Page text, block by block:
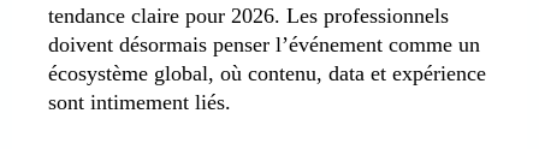
tendance claire pour 2026. Les professionnels
doivent désormais penser l’événement comme un
écosystème global, où contenu, data et expérience
sont intimement liés.